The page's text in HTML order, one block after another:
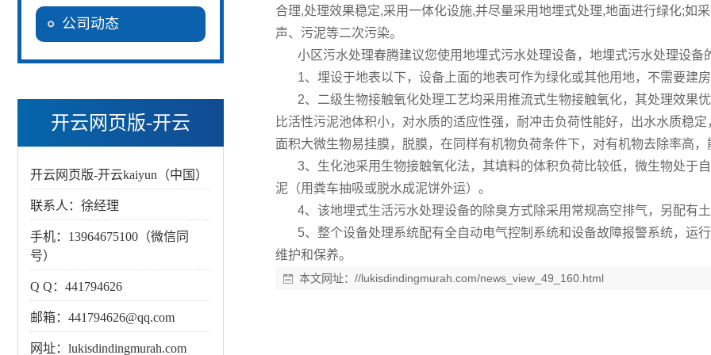
公司动态
开云网页版-开云
kaiyun（中国）
开云网页版-开云kaiyun（中国）
联系人：徐经理
手机：13964675100（微信同
号）
Q Q：441794626
邮箱：441794626@qq.com
网址：lukisdindingmurah.com
合理,处理效果稳定,采用一体化设施,并尽量采用地埋式处理,地面进行绿化;如
声、污泥等二次污染。
小区污水处理春腾建议您使用地埋式污水处理设备，地埋式污水处理设备
1、埋设于地表以下，设备上面的地表可作为绿化或其他用地，不需要建
2、二级生物接触氧化处理工艺均采用推流式生物接触氧化，其处理效果
比活性污泥池体积小，对水质的适应性强，耐冲击负荷性能好，出水水质稳
面积大微生物易挂膜，脱膜，在同样有机物负荷条件下，对有机物去除率高
3、生化池采用生物接触氧化法，其填料的体积负荷比较低，微生物处于
泥（用粪车抽吸或脱水成泥饼外运）。
4、该地埋式生活污水处理设备的除臭方式除采用常规高空排气，另配有
5、整个设备处理系统配有全自动电气控制系统和设备故障报警系统，运
维护和保养。
本文网址： //lukisdindingmurah.com/news_view_49_160.html